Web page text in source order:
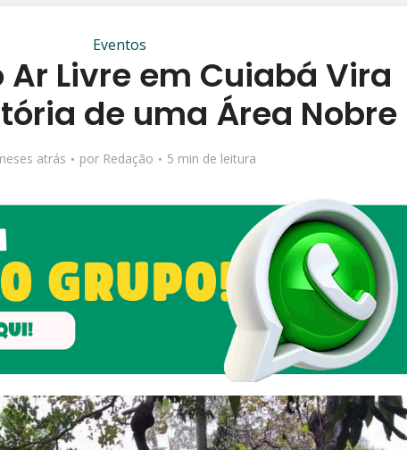
Eventos
Ar Livre em Cuiabá Vira
de uma Área Nobre
atrás por Redação 5 min de leitura